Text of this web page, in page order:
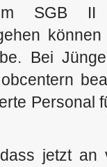
SGB II
Bei
Personal
jetzt an